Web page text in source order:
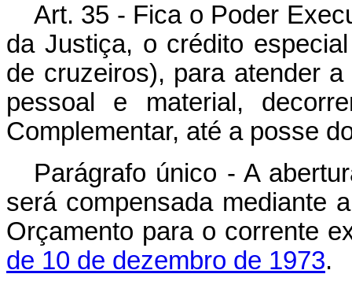
Art. 35 - Fica o Poder
da Justiça, o crédito
de cruzeiros), para atender
pessoal e material,
Complementar, até a posse
Parágrafo único - A
será compensada mediante
Orçamento para o corrente
de 10 de dezembro de 1973.